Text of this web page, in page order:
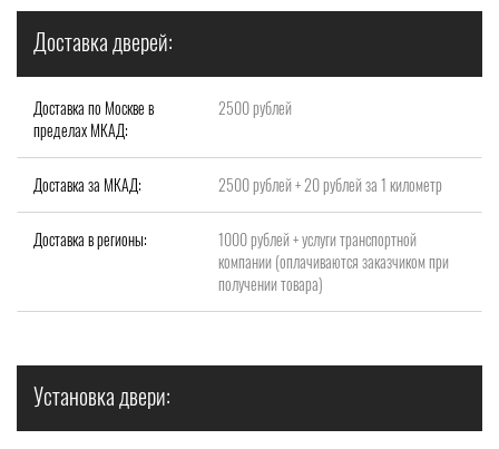
Доставка дверей:
Доставка по Москве в
пределах МКАД:
2500 рублей
Доставка за МКАД: 2500 рублей + 20 рублей за 1 километр
Доставка в регионы:
1000 рублей + услуги транспортной
компании (оплачиваются заказчиком при
получении товара)
Установка двери: